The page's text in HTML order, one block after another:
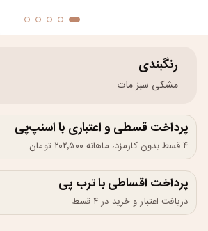
رنگبندی
مشکی سبز مات
پرداخت قسطی و اعتباری با اسنپ‌پی
۴ قسط بدون کارمزد، ماهانه ۲۰۲٬۵۰۰ تومان
پرداخت اقساطی با ترب پی
دریافت اعتبار و خرید در ۴ قسط